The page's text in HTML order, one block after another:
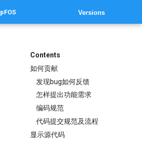
Versions
Contents
如何贡献
发现bug如何反馈
怎样提出功能需求
编码规范
代码提交规范及流程
显示源代码